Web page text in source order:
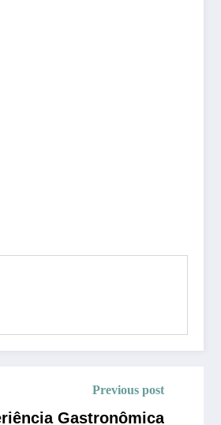
Previous post
Gastronômica